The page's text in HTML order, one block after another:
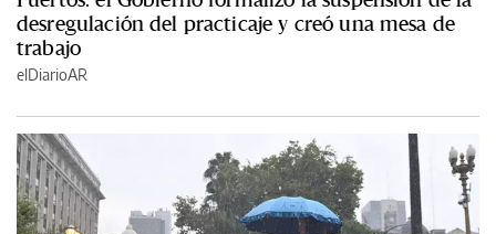
desregulación del practicaje y creó una mesa de
trabajo
elDiarioAR